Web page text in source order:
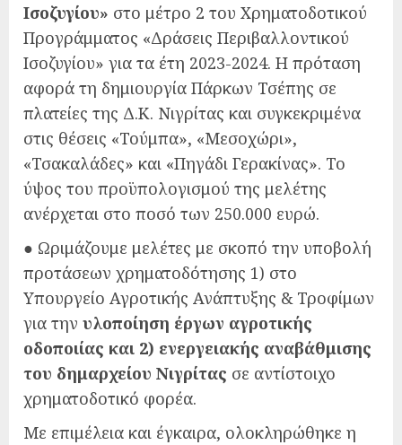
Ισοζυγίου» στο μέτρο 2 του Χρηματοδοτικού
Προγράμματος «Δράσεις Περιβαλλοντικού
Ισοζυγίου» για τα έτη 2023-2024. Η πρόταση
αφορά τη δημιουργία Πάρκων Τσέπης σε
πλατείες της Δ.Κ. Νιγρίτας και συγκεκριμένα
στις θέσεις «Τούμπα», «Μεσοχώρι»,
«Τσακαλάδες» και «Πηγάδι Γερακίνας». Το
ύψος του προϋπολογισμού της μελέτης
ανέρχεται στο ποσό των 250.000 ευρώ.
● Ωριμάζουμε μελέτες με σκοπό την υποβολή
προτάσεων χρηματοδότησης 1) στο
Υπουργείο Αγροτικής Ανάπτυξης & Τροφίμων
για την υλοποίηση έργων αγροτικής
οδοποιίας και 2) ενεργειακής αναβάθμισης
του δημαρχείου Νιγρίτας σε αντίστοιχο
χρηματοδοτικό φορέα.
Με επιμέλεια και έγκαιρα, ολοκληρώθηκε η